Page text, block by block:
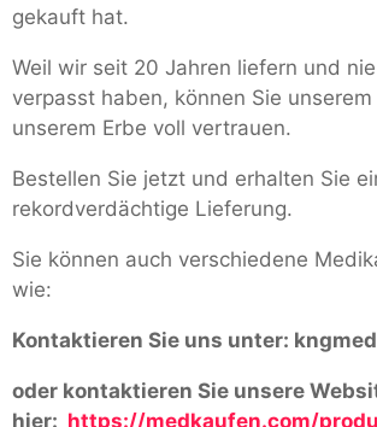
gekauft hat.
Weil wir seit 20 Jahren liefern und
verpasst haben, können Sie unserem
unserem Erbe voll vertrauen.
Bestellen Sie jetzt und erhalten Sie
rekordverdächtige Lieferung.
Sie können auch verschiedene
wie:
Kontaktieren Sie uns unter:
oder kontaktieren Sie unsere
hier: https://medkaufen.com/